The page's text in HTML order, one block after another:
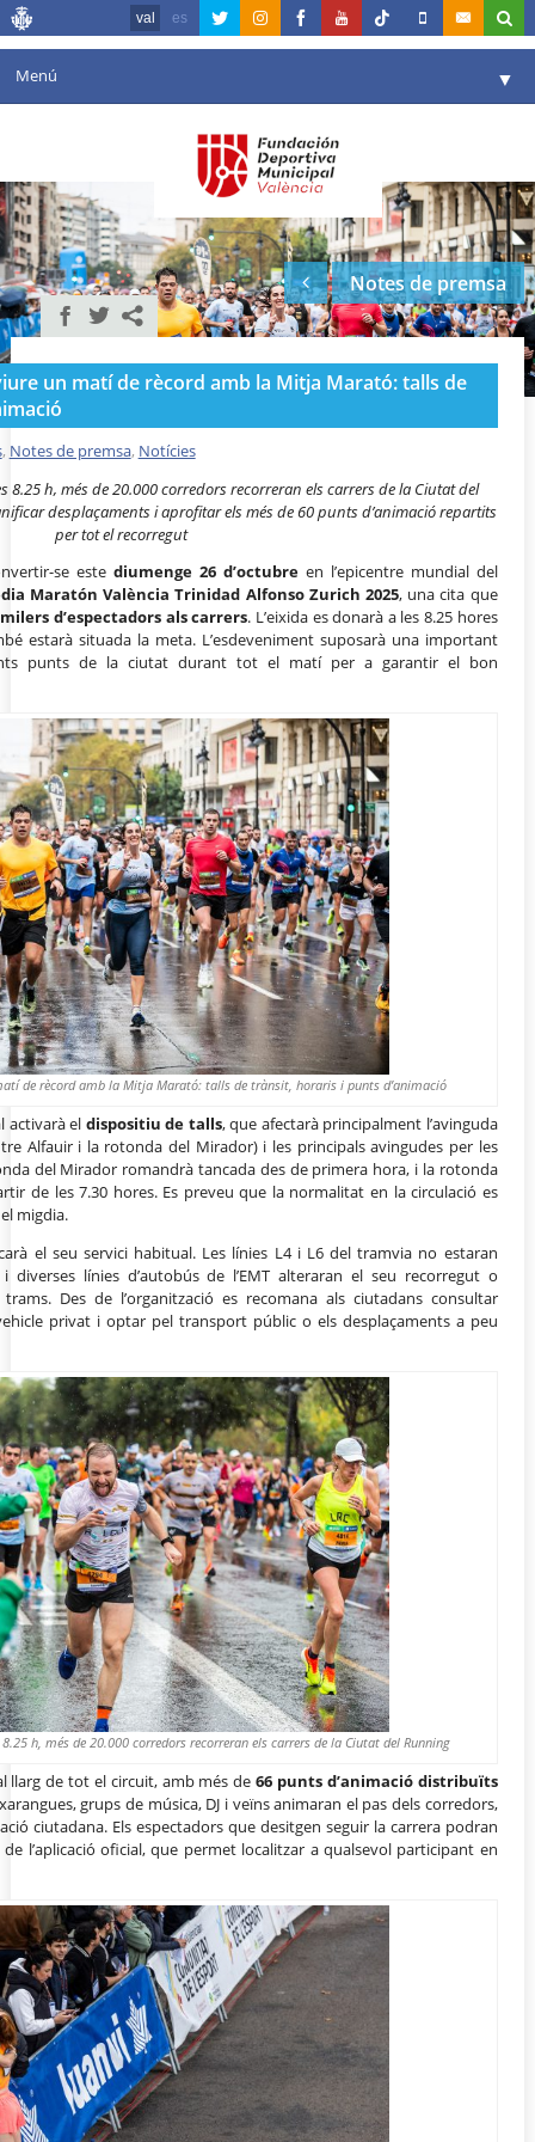
val es
Menú ▼
Agenda
Instal·lacions ▼
Comunicació ▼
València en esport
Portal de Transparència
Reserves
Notes de premsa
un matí de rècord amb la Mitja Marató: talls de
, Notes de premsa, Notícies
8.25 h, més de 20.000 corredors recorreran els carrers de la Ciutat del
desplaçaments i aprofitar els més de 60 punts d’animació repartits
per tot el recorregut
se este diumenge 26 d’octubreen l’epicentre mundial del
Maratón València Trinidad Alfonso Zurich 2025, una cita que
d’espectadors als carrers. L’eixida es donarà a les 8.25 hores
estarà situada la meta. L’esdeveniment suposarà una important
punts de la ciutat durant tot el matí per a garantir el bon
de rècord amb la Mitja Marató: talls de trànsit, horaris i punts d’animació
activarà el dispositiu de talls, que afectarà principalment l’avinguda
Alfauir i la rotonda del Mirador) i les principals avingudes per les
del Mirador romandrà tancada des de primera hora, i la rotonda
de les 7.30 hores. Es preveu que la normalitat en la circulació es
migdia.
el seu servici habitual. Les línies L4 i L6 del tramvia no estaran
línies d’autobús de l’EMT alteraran el seu recorregut o
Des de l’organització es recomana als ciutadans consultar
privat i optar pel transport públic o els desplaçaments a peu
h, més de 20.000 corredors recorreran els carrers de la Ciutat del Running
llarg de tot el circuit, amb més de66 punts d’animació distribuïts
grups de música, DJ i veïns animaran el pas dels corredors,
ciutadana. Els espectadors que desitgen seguir la carrera podran
l’aplicació oficial, que permet localitzar a qualsevol participant en